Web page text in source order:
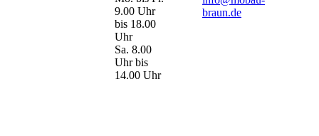
9.00 Uhr
bis 18.00
Uhr
Sa. 8.00
Uhr bis
14.00 Uhr
braun.de